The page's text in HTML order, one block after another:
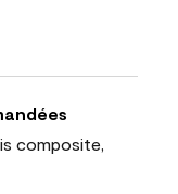
composite,